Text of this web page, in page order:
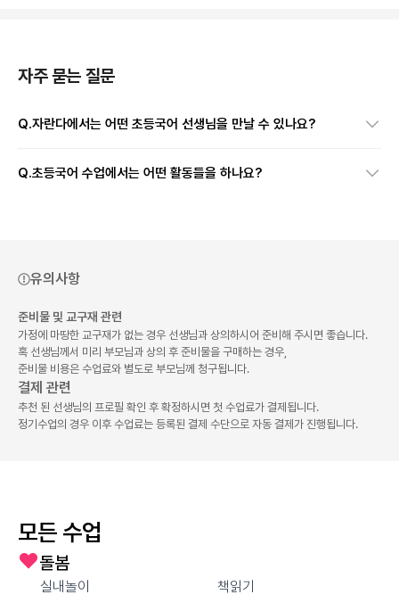
자주 묻는 질문
Q.자란다에서는 어떤 초등국어 선생님을 만날 수 있나요?
Q.초등국어 수업에서는 어떤 활동들을 하나요?
유의사항
준비물 및 교구재 관련
가정에 마땅한 교구재가 없는 경우 선생님과 상의하시어 준비해 주시면 좋습니다.
혹 선생님께서 미리 부모님과 상의 후 준비물을 구매하는 경우,
준비물 비용은 수업료와 별도로 부모님께 청구됩니다.
결제 관련
추천 된 선생님의 프로필 확인 후 확정하시면 첫 수업료가 결제됩니다.
정기수업의 경우 이후 수업료는 등록된 결제 수단으로 자동 결제가 진행됩니다.
모든 수업
돌봄
실내놀이 책읽기